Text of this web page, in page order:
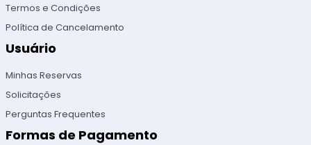
Termos e Condições
Política de Cancelamento
Usuário
Minhas Reservas
Solicitações
Perguntas Frequentes
Formas de Pagamento